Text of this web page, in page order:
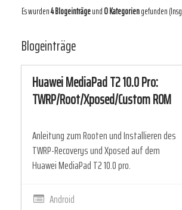
Es wurden4 Blogeinträgeund0 Kategoriengefunden
Blogeinträge
Huawei MediaPad T2 10.0 Pro:
TWRP/Root/Xposed/Custom ROM
Anleitung zum Rooten und Installieren des
TWRP-Recoverys und Xposed auf dem
Huawei MediaPad T2 10.0 pro.
Android